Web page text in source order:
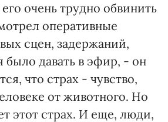
очень трудно обвинить
оперативные
сцен, задержаний,
было давать в эфир, - он
что страх - чувство,
от животного. Но
этот страх. И еще, люди,